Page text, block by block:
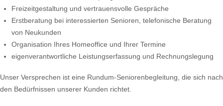
Freizeitgestaltung und vertrauensvolle Gespräche
Erstberatung bei interessierten Senioren, telefonische Beratung
von Neukunden
Organisation Ihres Homeoffice und Ihrer Termine
eigenverantwortliche Leistungserfassung und Rechnungslegung
Unser Versprechen ist eine Rundum-Seniorenbegleitung, die sich nach
den Bedürfnissen unserer Kunden richtet.